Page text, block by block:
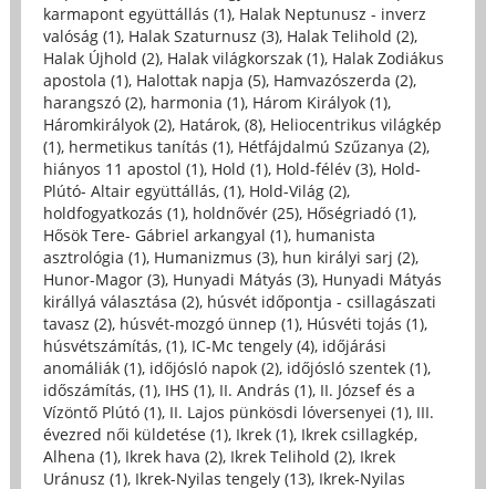
karmapont együttállás (1), Halak Neptunusz - inverz
valóság (1), Halak Szaturnusz (3), Halak Telihold (2),
Halak Újhold (2), Halak világkorszak (1), Halak Zodiákus
apostola (1), Halottak napja (5), Hamvazószerda (2),
harangszó (2), harmonia (1), Három Királyok (1),
Háromkirályok (2), Határok, (8), Heliocentrikus világkép
(1), hermetikus tanítás (1), Hétfájdalmú Szűzanya (2),
hiányos 11 apostol (1), Hold (1), Hold-félév (3), Hold-
Plútó- Altair együttállás, (1), Hold-Világ (2),
holdfogyatkozás (1), holdnővér (25), Hőségriadó (1),
Hősök Tere- Gábriel arkangyal (1), humanista
asztrológia (1), Humanizmus (3), hun királyi sarj (2),
Hunor-Magor (3), Hunyadi Mátyás (3), Hunyadi Mátyás
királlyá választása (2), húsvét időpontja - csillagászati
tavasz (2), húsvét-mozgó ünnep (1), Húsvéti tojás (1),
húsvétszámítás, (1), IC-Mc tengely (4), időjárási
anomáliák (1), időjósló napok (2), időjósló szentek (1),
időszámítás, (1), IHS (1), II. András (1), II. József és a
Vízöntő Plútó (1), II. Lajos pünkösdi lóversenyei (1), III.
évezred női küldetése (1), Ikrek (1), Ikrek csillagkép,
Alhena (1), Ikrek hava (2), Ikrek Telihold (2), Ikrek
Uránusz (1), Ikrek-Nyilas tengely (13), Ikrek-Nyilas